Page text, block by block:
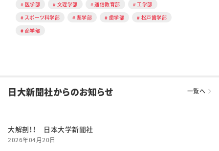
医学部
文理学部 通信教育部
工学部
スポーツ科学部
薬学部 歯学部
松戸歯学部
商学部
日大新聞社からのお知らせ 一覧へ
大解剖！！ 日本大学新聞社
2026年04月20日